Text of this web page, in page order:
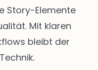
Story-Elemente
Mit klaren
bleibt der